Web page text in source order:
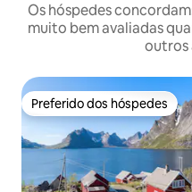
Os hóspedes
muito bem avaliadas
outros
Preferido dos hóspedes
Preferido dos hóspedes